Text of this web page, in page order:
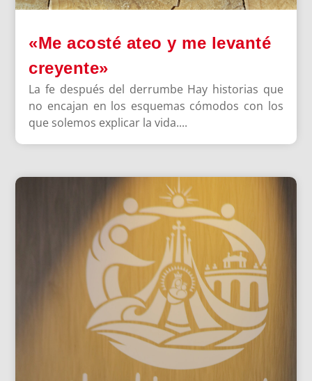
«Me acosté ateo y me levanté
creyente»
La fe después del derrumbe Hay historias que
no encajan en los esquemas cómodos con los
que solemos explicar la vida....